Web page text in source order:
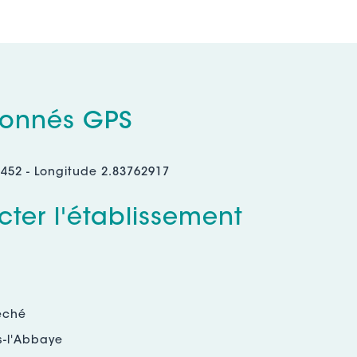
GPS
- Longitude 2.83762917
l'établissement
l'Abbaye